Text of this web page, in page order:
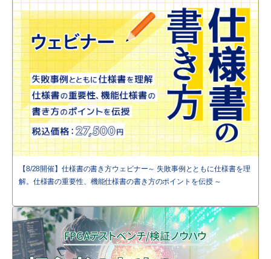
【8/28開催】仕様書の書き方ウェビナー～ 失敗事例とともに仕様書を理
解。仕様書の重要性、機能仕様書の書き方のポイントを伝授 ～